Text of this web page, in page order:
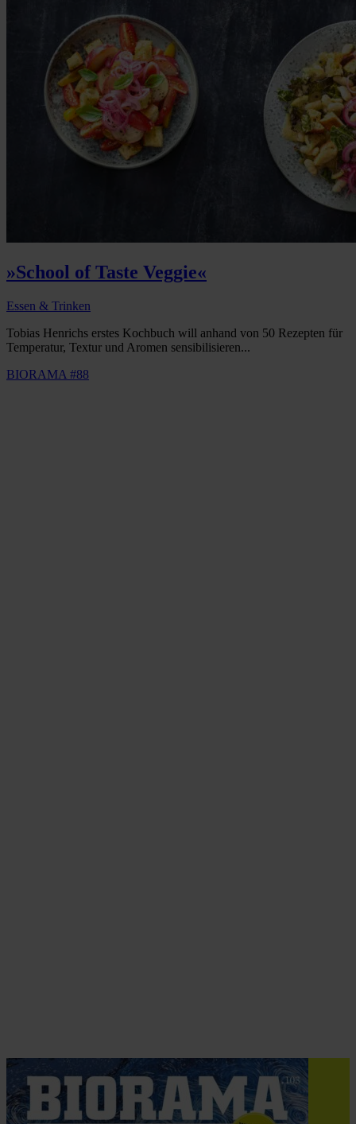
»School of Taste Veggie«
Essen & Trinken
Tobias Henrichs erstes Kochbuch will anhand von 50 Rezepten für
Temperatur, Textur und Aromen sensibilisieren...
BIORAMA #88